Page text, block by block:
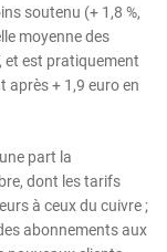
soutenu (+ 1,8 %,
moyenne des
et est pratiquement
après + 1,9 euro en
part la
dont les tarifs
à ceux du cuivre ;
abonnements aux